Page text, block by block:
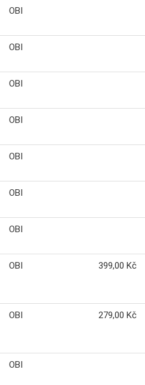
OBI
OBI
OBI
OBI
OBI
OBI
OBI
OBI 399,00 Kč
OBI 279,00 Kč
OBI